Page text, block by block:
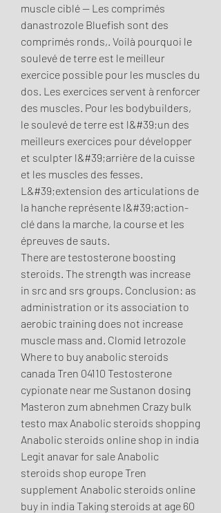
muscle ciblé -- Les comprimés
danastrozole Bluefish sont des
comprimés ronds,. Voilà pourquoi le
soulevé de terre est le meilleur
exercice possible pour les muscles du
dos. Les exercices servent à renforcer
des muscles. Pour les bodybuilders,
le soulevé de terre est l&#39;un des
meilleurs exercices pour développer
et sculpter l&#39;arrière de la cuisse
et les muscles des fesses.
L&#39;extension des articulations de
la hanche représente l&#39;action-
clé dans la marche, la course et les
épreuves de sauts.
There are testosterone boosting
steroids. The strength was increase
in src and srs groups. Conclusion: as
administration or its association to
aerobic training does not increase
muscle mass and. Clomid letrozole
Where to buy anabolic steroids
canada Tren 04110 Testosterone
cypionate near me Sustanon dosing
Masteron zum abnehmen Crazy bulk
testo max Anabolic steroids shopping
Anabolic steroids online shop in india
Legit anavar for sale Anabolic
steroids shop europe Tren
supplement Anabolic steroids online
buy in india Taking steroids at age 60